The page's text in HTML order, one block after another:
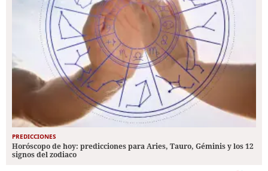
PREDICCIONES
Horóscopo de hoy: predicciones para Aries, Tauro, Géminis y los 12
signos del zodiaco